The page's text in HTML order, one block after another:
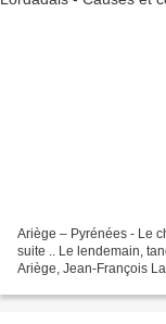
Ariège – Pyrénées - Le
suite .. Le lendemain,
Ariège, Jean-François